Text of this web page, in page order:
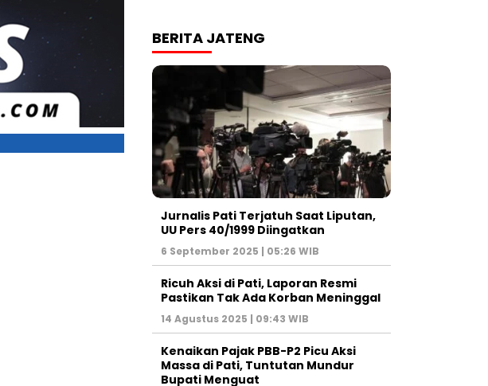
BERITA JATENG
Jurnalis Pati Terjatuh Saat Liputan,
UU Pers 40/1999 Diingatkan
6 September 2025 | 05:26 WIB
Ricuh Aksi di Pati, Laporan Resmi
Pastikan Tak Ada Korban Meninggal
14 Agustus 2025 | 09:43 WIB
Kenaikan Pajak PBB-P2 Picu Aksi
Massa di Pati, Tuntutan Mundur
Bupati Menguat